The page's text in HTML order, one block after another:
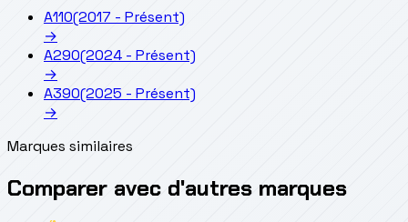
A110(2017 - Présent)
→
A290(2024 - Présent)
→
A390(2025 - Présent)
→
Marques similaires
Comparer avec d'autres marques